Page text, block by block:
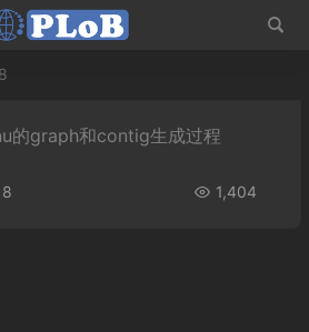
的graph和contig生成过程
1,404